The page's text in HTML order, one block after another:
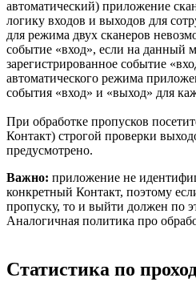
автоматический) приложение
логику входов и выходов для
для режима двух сканеров
событие «вход», если на данный
зарегистрированное событие
автоматического режима
события «вход» и «выход» для
При обработке пропусков
Контакт) строгой проверки
предусмотрено.
Важно: приложение не
конкретный Контакт, поэтому
пропуску, то и выйти должен по
Аналогичная политика про
Статистика по